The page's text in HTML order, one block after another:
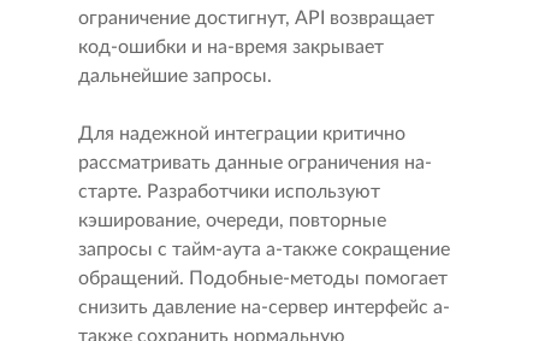
ограничение достигнут, API возвращает
код-ошибки и на-время закрывает
дальнейшие запросы.
Для надежной интеграции критично
рассматривать данные ограничения на-
старте. Разработчики используют
кэширование, очереди, повторные
запросы с тайм-аута а-также сокращение
обращений. Подобные-методы помогает
снизить давление на-сервер интерфейс а-
также сохранить нормальную